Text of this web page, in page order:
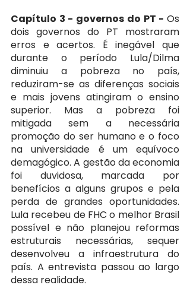
Capítulo 3 - governos do PT - Os
dois governos do PT mostraram
erros e acertos. É inegável que
durante o período Lula/Dilma
diminuiu a pobreza no país,
reduziram-se as diferenças sociais
e mais jovens atingiram o ensino
superior. Mas a pobreza foi
mitigada sem a necessária
promoção do ser humano e o foco
na universidade é um equívoco
demagógico. A gestão da economia
foi duvidosa, marcada por
benefícios a alguns grupos e pela
perda de grandes oportunidades.
Lula recebeu de FHC o melhor Brasil
possível e não planejou reformas
estruturais necessárias, sequer
desenvolveu a infraestrutura do
país. A entrevista passou ao largo
dessa realidade.